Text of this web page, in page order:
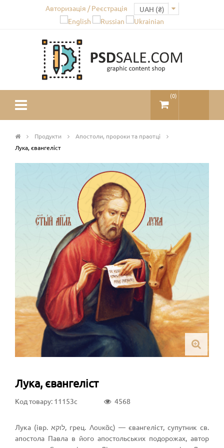
Авторизація / Реєстрація
(0)
Продукти
Апостоли, пророки та праотці
Лука, євангеліст
Лука, євангеліст
Код товару: 11153c 4568
Лука (івр. לוקא‎, грец. Λουκᾶς) — євангеліст, супутник св.
апостола Павла в його апостольських подорожах, автор